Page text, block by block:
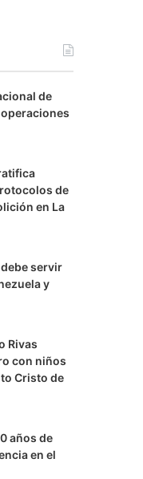
de
de
en La
servir
y
Rivas
con niños
Cristo de
años de
en el